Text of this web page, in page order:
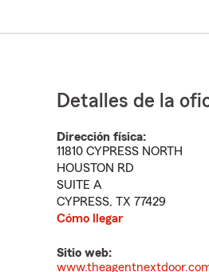
Detalles de la
Dirección física:
11810 CYPRESS NORTH
HOUSTON RD
SUITE A
CYPRESS, TX 77429
Cómo llegar
Sitio web: